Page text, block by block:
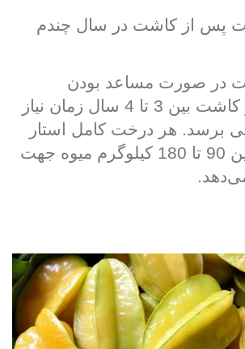
پس از کاشت در سال چندم
در صورت مساعد بودن
شرایط، پس از کاشت بین 3 تا 4 سال زمان نیاز
برسد. هر درخت کامل استار
فروت معمولا بین 90 تا 180 کیلوگرم میوه جهت